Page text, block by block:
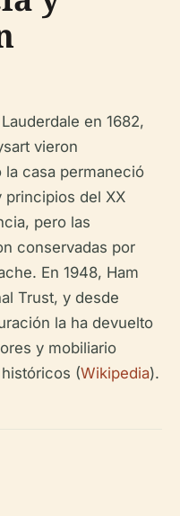
en 1682,
vieron
casa permaneció
principios del XX
pero las
conservadas por
En 1948, Ham
Trust, y desde
la ha devuelto
y mobiliario
(Wikipedia).